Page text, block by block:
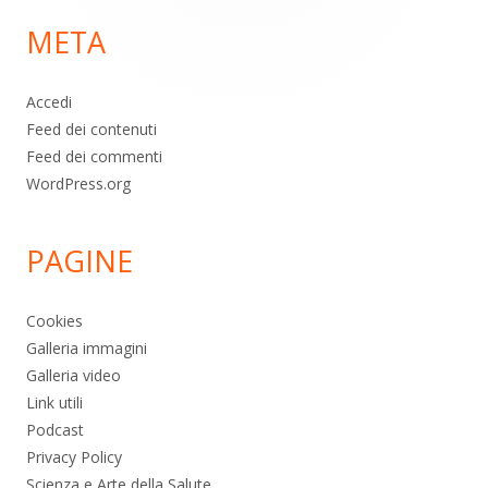
pagina
META
Accedi
Feed dei contenuti
Feed dei commenti
WordPress.org
PAGINE
Cookies
Galleria immagini
Galleria video
Link utili
Podcast
Privacy Policy